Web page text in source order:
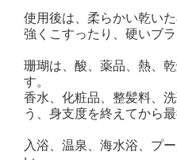
使用後は、柔らかい乾い
強くこすったり、硬いブ
珊瑚は、酸、薬品、熱、
す。
香水、化粧品、整髪料、
う、身支度を終えてから
入浴、温泉、海水浴、プ